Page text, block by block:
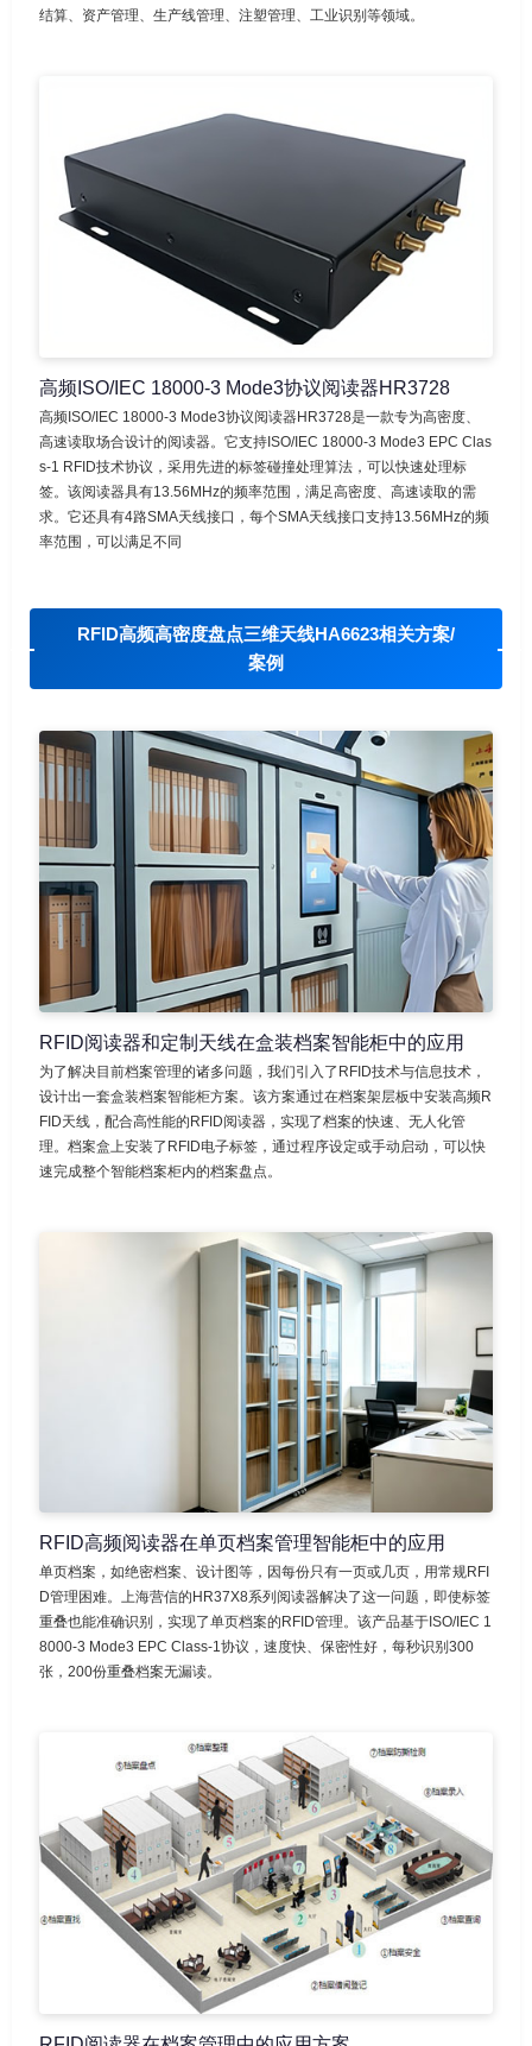
结算、资产管理、生产线管理、注塑管理、工业识别等领域。
高频ISO/IEC 18000-3 Mode3协议阅读器HR3728
高频ISO/IEC 18000-3 Mode3协议阅读器HR3728是一款专为高密度、
高速读取场合设计的阅读器。它支持ISO/IEC 18000-3 Mode3 EPC Clas
s-1 RFID技术协议，采用先进的标签碰撞处理算法，可以快速处理标
签。该阅读器具有13.56MHz的频率范围，满足高密度、高速读取的需
求。它还具有4路SMA天线接口，每个SMA天线接口支持13.56MHz的频
率范围，可以满足不同
RFID高频高密度盘点三维天线HA6623相关方案/
案例
RFID阅读器和定制天线在盒装档案智能柜中的应用
为了解决目前档案管理的诸多问题，我们引入了RFID技术与信息技术，
设计出一套盒装档案智能柜方案。该方案通过在档案架层板中安装高频R
FID天线，配合高性能的RFID阅读器，实现了档案的快速、无人化管
理。档案盒上安装了RFID电子标签，通过程序设定或手动启动，可以快
速完成整个智能档案柜内的档案盘点。
RFID高频阅读器在单页档案管理智能柜中的应用
单页档案，如绝密档案、设计图等，因每份只有一页或几页，用常规RFI
D管理困难。上海营信的HR37X8系列阅读器解决了这一问题，即使标签
重叠也能准确识别，实现了单页档案的RFID管理。该产品基于ISO/IEC 1
8000-3 Mode3 EPC Class-1协议，速度快、保密性好，每秒识别300
张，200份重叠档案无漏读。